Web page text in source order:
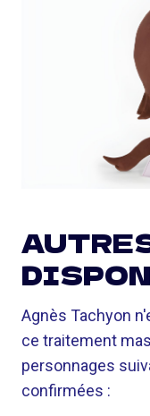
Agnès Tachyon
ce traitement
personnages
confirmées :